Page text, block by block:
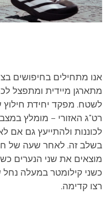
אנו מתחילים בחיפושים
מתארגן מיידית ומתפצל
לשטח. מפקד יחידת חילוץ
רט"ג האזורי – מומלץ
לכוננות ולהתייעץ גם אם
בשלב זה. לאחר שעה של
מוצאים את שני הנערים
כשני קילומטר במעלה
רצו קדימה.